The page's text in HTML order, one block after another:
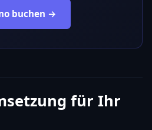
buchen →
für Ihr